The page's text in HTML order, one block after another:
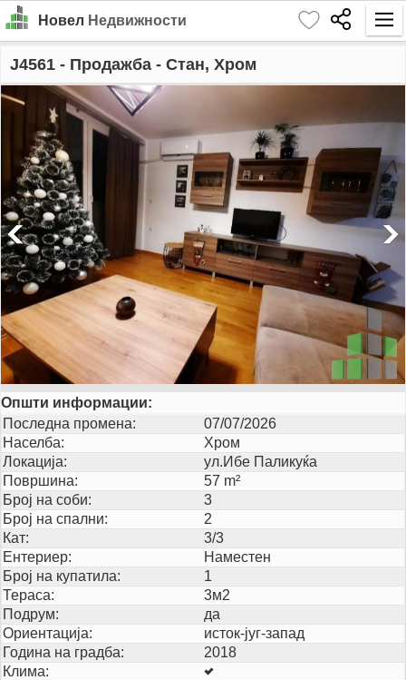
Новел Недвижности
Почетна
Барај
Издавање
Продажба
За Нас
Контакт
Најава
MK
EN
GO!
J4561 - Продажба - Стан, Хром
Општи информации:
Последна промена:
07/07/2026
Населба:
Хром
Локација:
ул.Ибе Паликуќа
Површина:
57 m²
Број на соби:
3
Број на спални:
2
Кат:
3/3
Ентериер:
Наместен
Број на купатила:
1
Тераса:
3м2
Подрум:
да
Ориентација:
исток-југ-запад
Година на градба:
2018
Клима: